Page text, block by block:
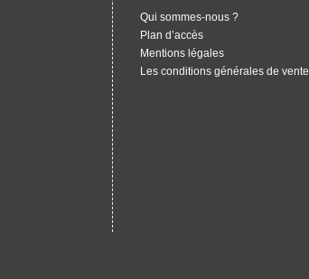
Qui sommes-nous ?
Plan d’accès
Mentions légales
Les conditions générales de vente